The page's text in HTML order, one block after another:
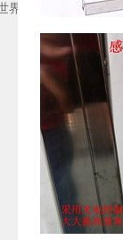
界杯（中国）官方